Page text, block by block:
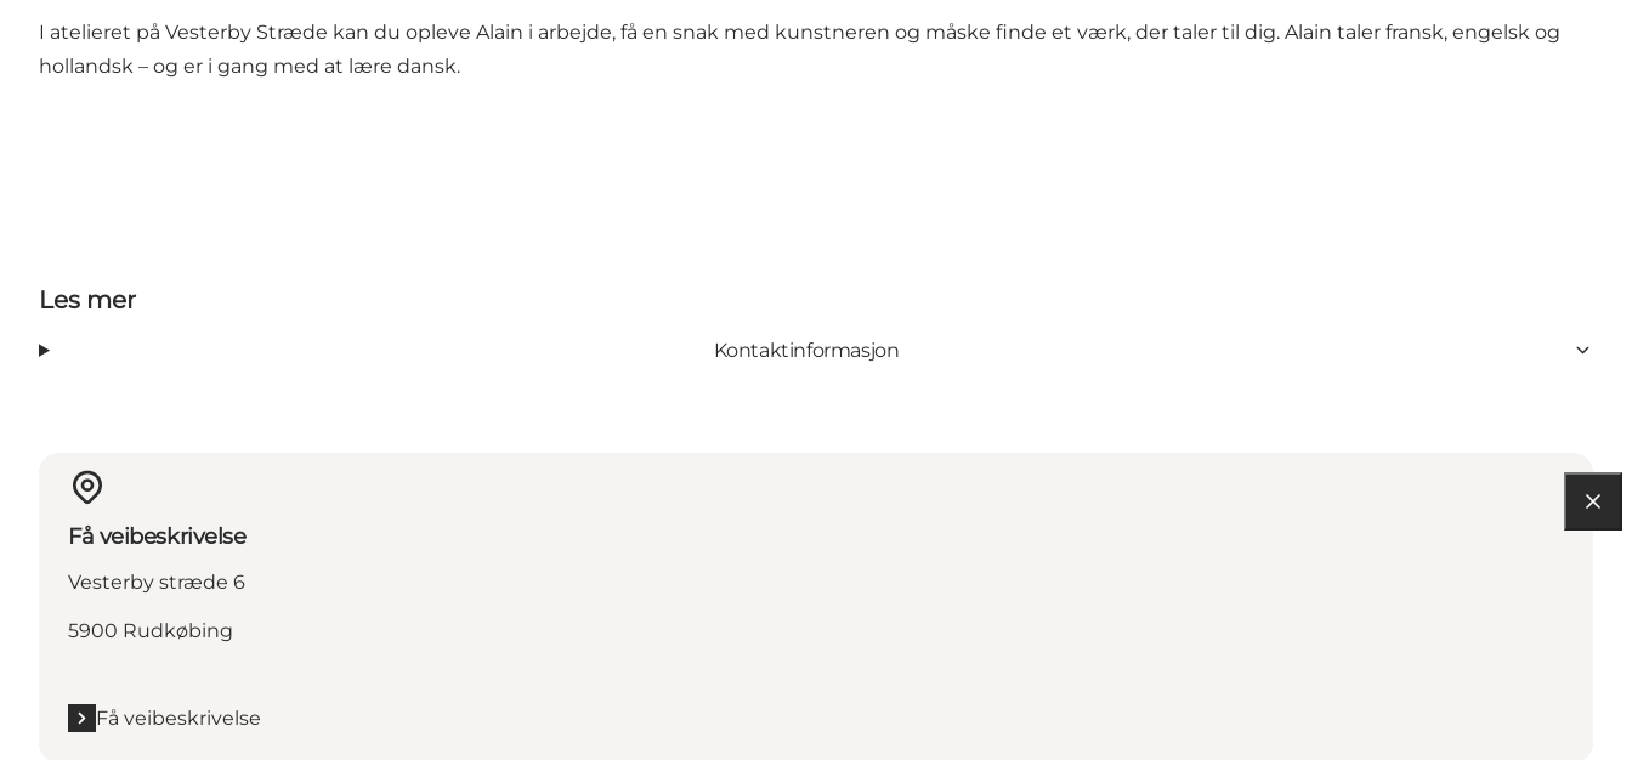
I atelieret på Vesterby Stræde kan du opleve Alain i arbejde, få en snak med kunstneren og måske finde et værk, der taler til dig. Alain taler fransk, engelsk og
hollandsk – og er i gang med at lære dansk.
Les mer
Kontaktinformasjon
Få veibeskrivelse
Vesterby stræde 6
5900 Rudkøbing
Få veibeskrivelse